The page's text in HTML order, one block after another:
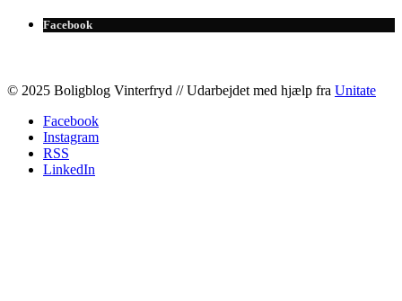
Facebook
© 2025 Boligblog Vinterfryd // Udarbejdet med hjælp fra Unitate
Facebook
Instagram
RSS
LinkedIn